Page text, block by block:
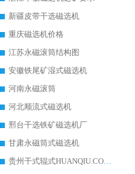
新疆皮带干选磁选机
重庆磁选机价格
江苏永磁滚筒结构图
安徽铁尾矿湿式磁选机
河南永磁滚筒
河北顺流式磁选机
邢台干选铁矿磁选机厂
甘肃永磁筒式磁选机
贵州干式辊式HUANQIU.COM环球体育(中国大陆)科技公司